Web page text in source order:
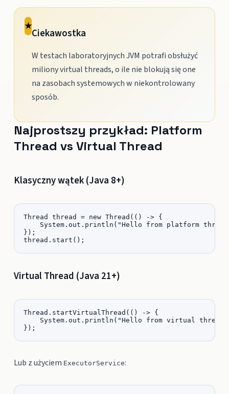
★
Ciekawostka
W testach laboratoryjnych JVM potrafi obsłużyć
miliony virtual threads, o ile nie blokują się one
na zasobach systemowych w niekontrolowany
sposób.
Najprostszy przykład: Platform
Thread vs Virtual Thread
Klasyczny wątek (Java 8+)
Thread thread = new Thread(() -> {
System.out.println("Hello from platform
});
thread.start();
Virtual Thread (Java 21+)
Thread.startVirtualThread(() -> {
System.out.println("Hello from virtual
});
Lub z użyciem ExecutorService: